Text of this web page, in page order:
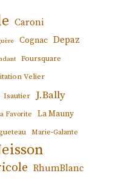
Caroni
Cognac Depaz
Foursquare
Velier
Isautier J.Bally
Favorite La Mauny
Marie-Galante
RhumBlanc